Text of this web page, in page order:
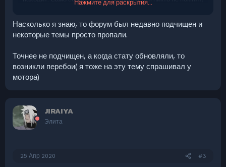
И если кто-то вводит слово для поиска, то само собой
автоматически должно искаться по "*слово*".
Нажмите для раскрытия...
Насколько я знаю, то форум был недавно подчищен и
некоторые темы просто пропали.
Точнее не подчищен, а когда стату обновляли, то
возникли перебои( я тоже на эту тему спрашивал у
мотора)
JIRAIYA
Элита
25 Апр 2020 #3